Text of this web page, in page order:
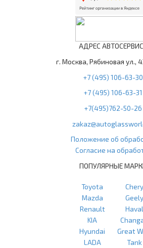
АДРЕС
г. Москва, Рябиновая ул.,
+7 (495) 106-63-30
+7 (495) 106-63-31
+7(495)762-50-26
Положение об
Согласие на
ПОПУЛЯРНЫЕ
Toyota
Mazda
Renault
KIA
Hyundai
LADA
Chery
Geely
Haval
Great
Tank